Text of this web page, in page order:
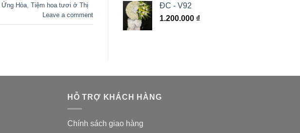
Hòa, Tiệm hoa tươi ở Thị
Leave a comment
ĐC - V92
1.200.000 ₫
HỖ TRỢ KHÁCH HÀNG
Chính sách giao hàng